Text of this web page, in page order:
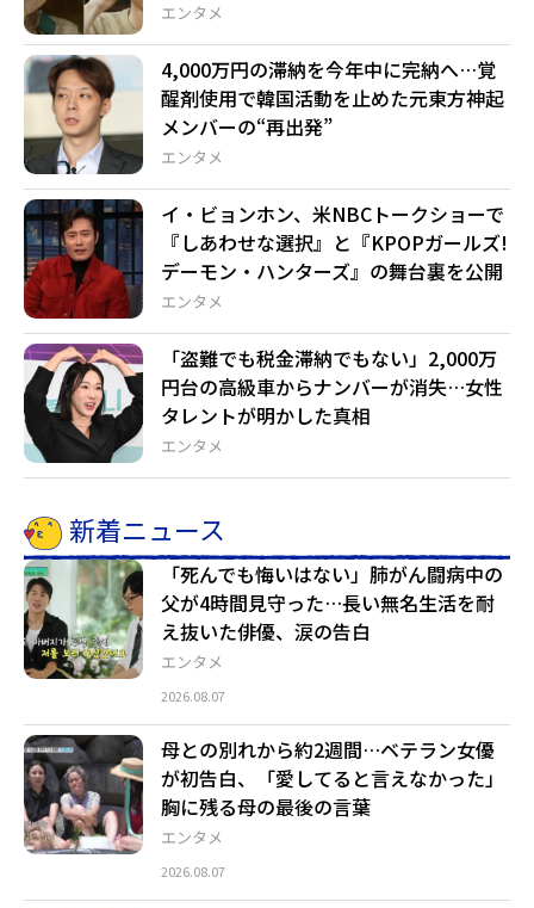
エンタメ
エンタメ
4,000万円の滞納を今年中に完納へ…覚
醒剤使用で韓国活動を止めた元東方神起
メンバーの“再出発”
エンタメ
イ・ビョンホン、米NBCトークショーで
『しあわせな選択』と『KPOPガールズ!
デーモン・ハンターズ』の舞台裏を公開
エンタメ
「盗難でも税金滞納でもない」2,000万
円台の高級車からナンバーが消失…女性
タレントが明かした真相
新着ニュース
エンタメ
「死んでも悔いはない」肺がん闘病中の
父が4時間見守った…長い無名生活を耐
え抜いた俳優、涙の告白
2026.08.07
エンタメ
母との別れから約2週間…ベテラン女優
が初告白、「愛してると言えなかった」
胸に残る母の最後の言葉
2026.08.07